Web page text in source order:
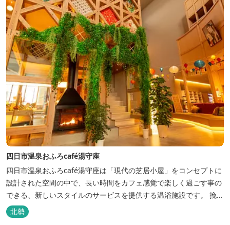
四日市温泉おふろcafé湯守座
四日市温泉おふろcafé湯守座は「現代の芝居小屋」をコンセプトに
設計された空間の中で、長い時間をカフェ感覚で楽しく過ごす事の
できる、新しいスタイルのサービスを提供する温浴施設です。 挽き
たてコーヒーやコミック、雑誌、マッサージチェア、Wi-Fiを無料
でご利用いただけます。
北勢